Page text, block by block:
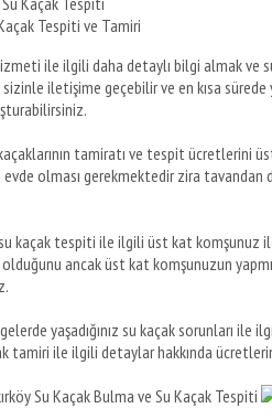
Tespiti ve Tamiri
ile ilgili daha detaylı bilgi almak
iletişime geçebilir ve en kısa sürede
tamiratı ve tespit ücretlerini
evde olması gerekmektedir zira
kaçak tespiti ile ilgili üst kat komşunuz
ancak üst kat komşunuzun
yaşadığınız su kaçak sorunları
tamiri ile ilgili detaylar hakkında